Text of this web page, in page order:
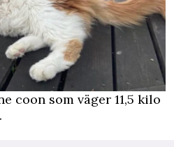
coon som väger 11,5 kilo